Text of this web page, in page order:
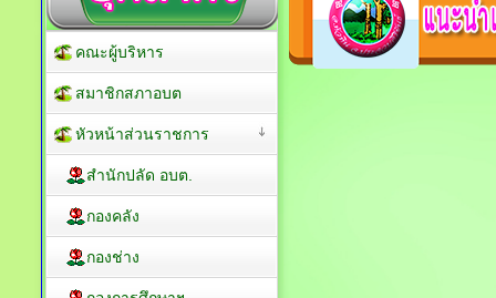
คณะผู้บริหาร
สมาชิกสภาอบต
หัวหน้าส่วนราชการ
สำนักปลัด อบต.
กองคลัง
กองช่าง